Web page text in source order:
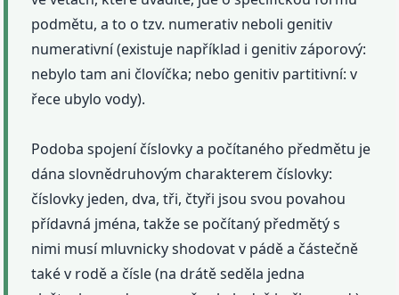
podmětu, a to o tzv. numerativ neboli genitiv
numerativní (existuje například i genitiv záporový:
nebylo tam ani človíčka; nebo genitiv partitivní: v
řece ubylo vody).
Podoba spojení číslovky a počítaného předmětu je
dána slovnědruhovým charakterem číslovky:
číslovky jeden, dva, tři, čtyři jsou svou povahou
přídavná jména, takže se počítaný předmětý s
nimi musí mluvnicky shodovat v pádě a částečně
také v rodě a čísle (na drátě seděla jedna